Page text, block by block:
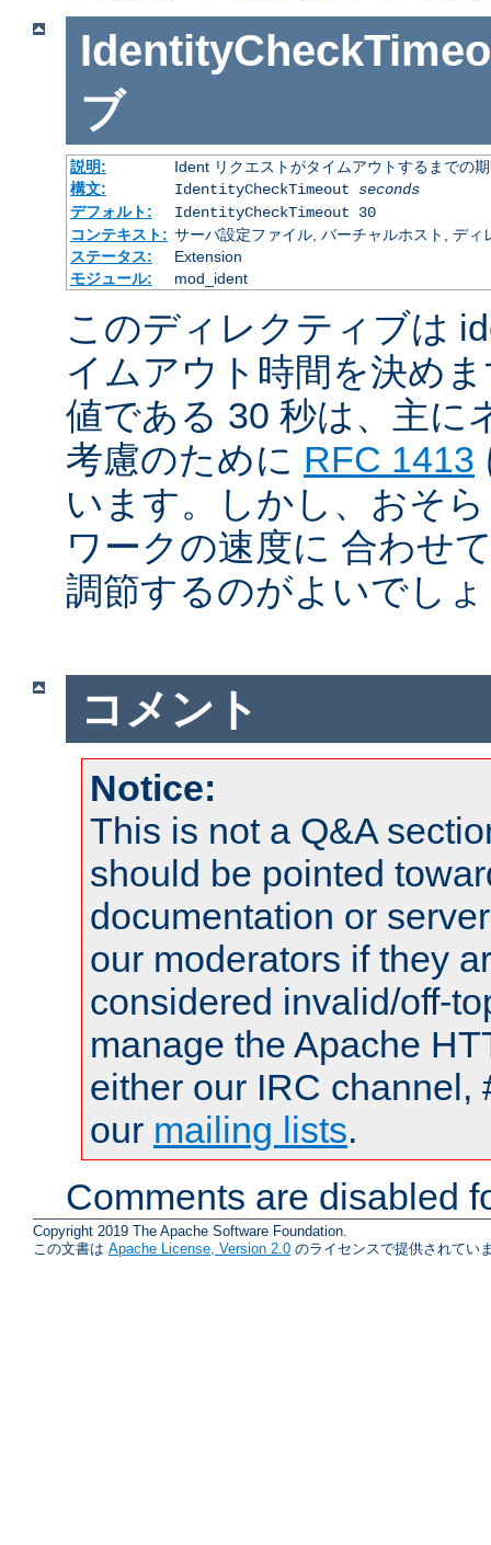
ブ
説明:
Ident リクエストがタイムアウトするまでの
構文:
IdentityCheckTimeout seconds
デフォルト:
IdentityCheckTimeout 30
コンテキスト: サーバ設定ファイル, バーチャルホスト, ディ
ステータス:
Extension
モジュール:
mod_ident
このディレクティブは
イムアウト時間を決め
値である 30 秒は、主に
考慮のために RFC 1413
います。しかし、おそ
ワークの速度に 合わせ
調節するのがよいでし
コメント
Notice:
This is not a Q&A
should be pointed
documentation or
our moderators if they
considered invalid/off-
manage the Apache
either our IRC channel,
our mailing lists.
Comments are disabled
Copyright 2019 The Apache Software Foundation.
この文書は Apache License, Version 2.0 のライセンスで提供されてい